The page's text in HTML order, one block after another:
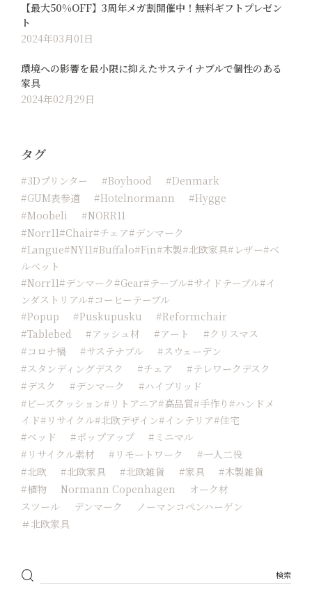
【最大50%OFF】3周年メガ割開催中！無料ギフトプレゼン
ト
2024年03月01日
環境への影響を最小限に抑えたサステイナブルで個性のある
家具
2024年02月29日
タグ
#3Dプリンター #boyhood
#Denmark
#GUM表参道
#hotelnormann
#hygge
#moobeli
#NORR11
#Norr11#chair#チェア#デンマーク
#langue#NY11#buffalo#fin#木製#北欧家具#レザー#ベ
ルベット
#norr11#デンマーク#Gear#テーブル#サイドテーブル#イ
ンダストリアル#コーヒーテーブル
#popup
#Puskupusku
#reformchair
#tablebed
#アッシュ材 #アート
#クリスマス
#コロナ禍
#サステナブル
#スウェーデン
#スタンディングデスク
#チェア
#テレワークデスク
#デスク
#デンマーク
#ハイブリッド
#ビーズクッション#リトアニア#高品質#手作り#ハンドメ
イド#リサイクル#北欧デザイン#インテリア#住宅
#ベッド
#ポップアップ
#ミニマル
#リサイクル素材
#リモートワーク
#一人二役
#北欧
#北欧家具 #北欧雑貨 #家具
#木製雑貨
#植物
Normann Copenhagen
オーク材
スツール
デンマーク
ノーマンコペンハーゲン
＃北欧家具